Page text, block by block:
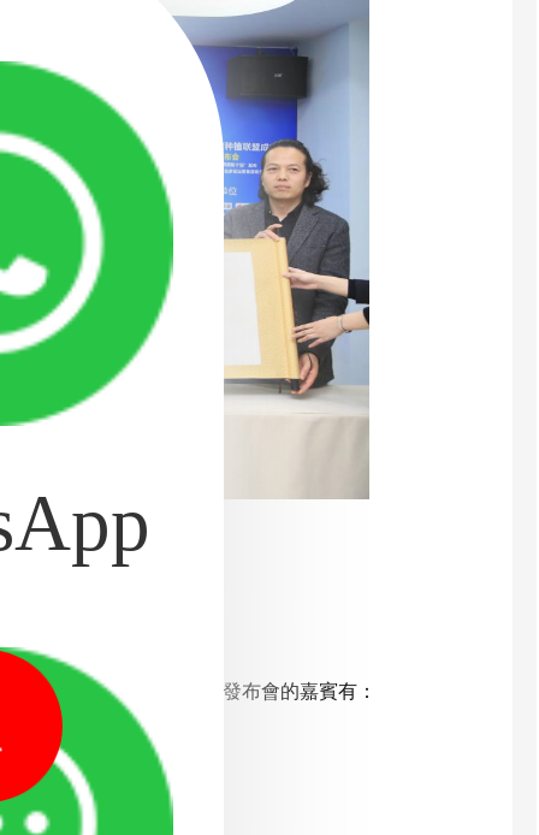
約儀式
口腔種植聯盟"，出席發布會的嘉賓有：
及宗凱先生；